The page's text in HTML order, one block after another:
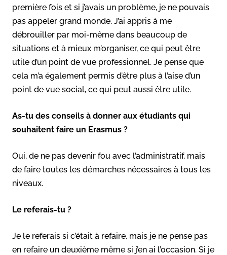
première fois et si j’avais un problème, je ne pouvais
pas appeler grand monde. J’ai appris à me
débrouiller par moi-même dans beaucoup de
situations et à mieux m’organiser, ce qui peut être
utile d’un point de vue professionnel. Je pense que
cela m’a également permis d’être plus à l’aise d’un
point de vue social, ce qui peut aussi être utile.
As-tu des conseils à donner aux étudiants qui
souhaitent faire un Erasmus ?
Oui, de ne pas devenir fou avec l’administratif, mais
de faire toutes les démarches nécessaires à tous les
niveaux.
Le referais-tu ?
Je le referais si c’était à refaire, mais je ne pense pas
en refaire un deuxième même si j’en ai l’occasion. Si je